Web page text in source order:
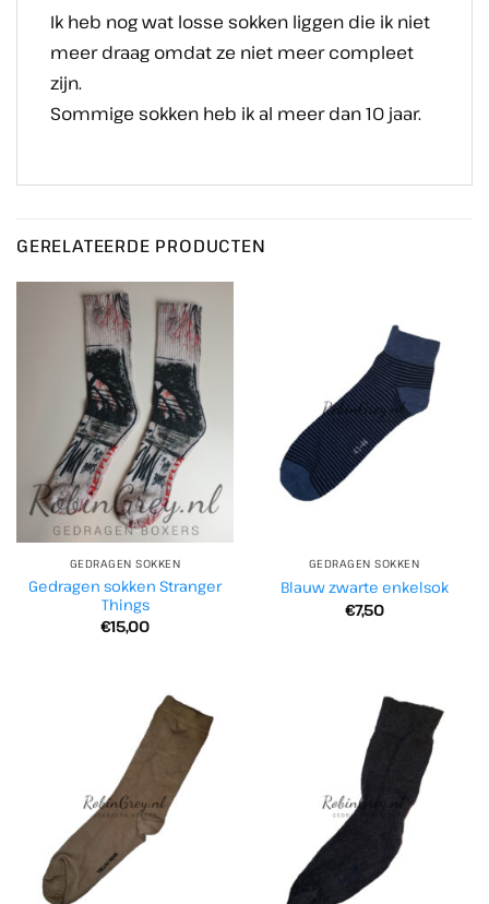
Ik heb nog wat losse sokken liggen die ik niet
meer draag omdat ze niet meer compleet
zijn.
Sommige sokken heb ik al meer dan 10 jaar.
GERELATEERDE PRODUCTEN
GEDRAGEN SOKKEN
Gedragen sokken Stranger
Things
€15,00
GEDRAGEN SOKKEN
Blauw zwarte enkelsok
€7,50